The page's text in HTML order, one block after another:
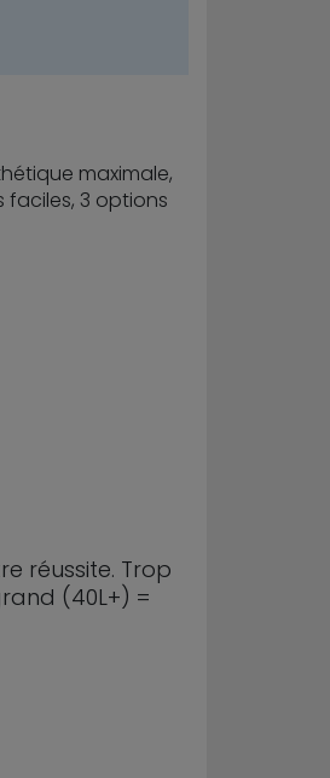
maximale,
3 options
réussite. Trop
(40L+) =